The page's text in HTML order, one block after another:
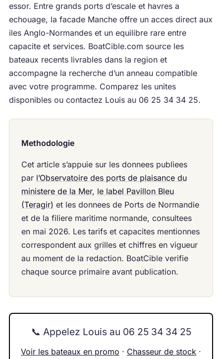
essor. Entre grands ports d’escale et havres a
echouage, la facade Manche offre un acces direct aux
iles Anglo-Normandes et un equilibre rare entre
capacite et services. BoatCible.com source les
bateaux recents livrables dans la region et
accompagne la recherche d’un anneau compatible
avec votre programme. Comparez les unites
disponibles ou contactez Louis au 06 25 34 34 25.
Methodologie
Cet article s’appuie sur les donnees publiees
par l’Observatoire des ports de plaisance du
ministere de la Mer, le label Pavillon Bleu
(Teragir) et les donnees de Ports de Normandie
et de la filiere maritime normande, consultees
en mai 2026. Les tarifs et capacites mentionnes
correspondent aux grilles et chiffres en vigueur
au moment de la redaction. BoatCible verifie
chaque source primaire avant publication.
📞 Appelez Louis au 06 25 34 34 25
Voir les bateaux en promo · Chasseur de stock ·